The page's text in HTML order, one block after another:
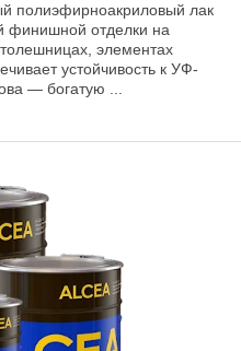
полиэфирноакриловый лак
финишной отделки на
элементах
устойчивость к УФ-
— богатую ...